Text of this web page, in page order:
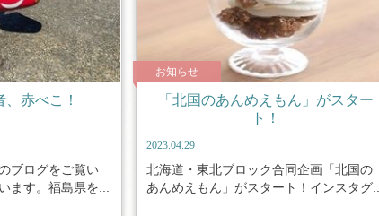
赤べこ！
ブログをご覧い
ます。福島県を...
お知らせ
「北国のあんめえもん」がスター
ト！
2023.04.29
北海道・東北ブロック合同企画「北国の
あんめえもん」がスタート！インスタグ...